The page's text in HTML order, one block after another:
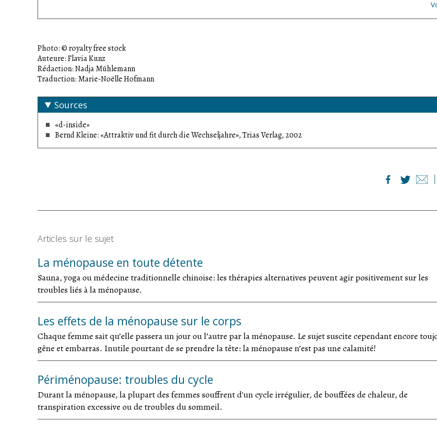
Photo: © royalty free stock
Auteure: Flavia Kunz
Rédaction: Nadja Mühlemann
Traduction: Marie-Noëlle Hofmann
Sources
«d-inside»
Bernd Kleine: «Attraktiv und fit durch die Wechseljahre», Trias Verlag, 2002
Articles sur le sujet
La ménopause en toute détente
Sauna, yoga ou médecine traditionnelle chinoise: les thérapies alternatives peuvent agir positivement sur les
troubles liés à la ménopause.
Les effets de la ménopause sur le corps
Chaque femme sait qu’elle passera un jour ou l’autre par la ménopause. Le sujet suscite cependant encore
gêne et embarras. Inutile pourtant de se prendre la tête: la ménopause n’est pas une calamité!
Périménopause: troubles du cycle
Durant la ménopause, la plupart des femmes souffrent d'un cycle irrégulier, de bouffées de chaleur, de
transpiration excessive ou de troubles du sommeil.